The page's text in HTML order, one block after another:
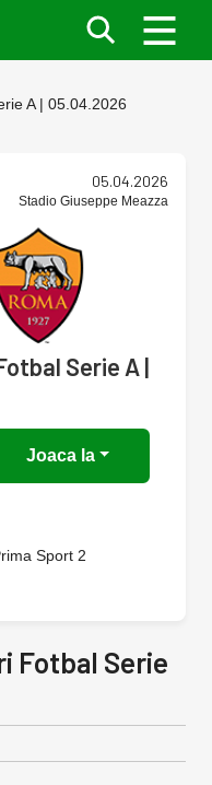
A | 05.04.2026
05.04.2026
Stadio Giuseppe Meazza
Serie A |
Joaca la
Sport 2
Fotbal Serie